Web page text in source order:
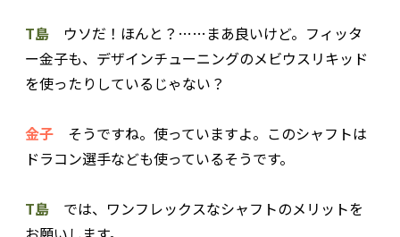
T島 ウソだ！ほんと？……まあ良いけど。フィッタ
ー金子も、デザインチューニングのメビウスリキッド
を使ったりしているじゃない？
金子 そうですね。使っていますよ。このシャフトは
ドラコン選手なども使っているそうです。
T島 では、ワンフレックスなシャフトのメリットを